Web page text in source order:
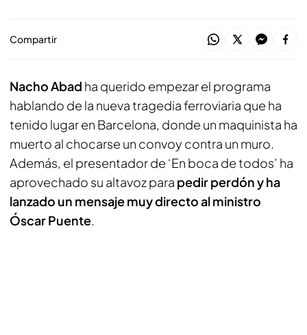
Compartir
Nacho Abad ha querido empezar el programa
hablando de la nueva tragedia ferroviaria que ha
tenido lugar en Barcelona, donde un maquinista ha
muerto al chocarse un convoy contra un muro.
Además, el presentador de ‘En boca de todos’ ha
aprovechado su altavoz para pedir perdón y ha
lanzado un mensaje muy directo al ministro
Óscar Puente.